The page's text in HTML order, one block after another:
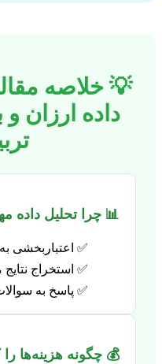
💡 خلاصه
داده ارزان
📊 چرا تحلیل داده
✅ اعتباربخشی
✅ استخراج نتایج
✅ پاسخ به
💰 چگونه هزینه‌ها